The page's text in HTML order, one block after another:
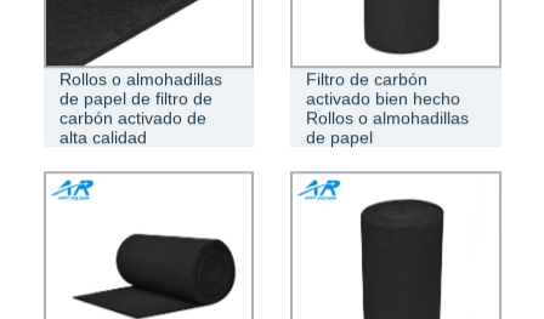
Rollos o almohadillas
de papel de filtro de
carbón activado de
alta calidad
Filtro de carbón
activado bien hecho
Rollos o almohadillas
de papel